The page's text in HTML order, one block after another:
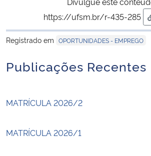
https://ufsm.br/r-435-285
Registrado em OPORTUNIDADES - EMPREGO
Publicações Recentes
MATRÍCULA 2026/2
MATRÍCULA 2026/1